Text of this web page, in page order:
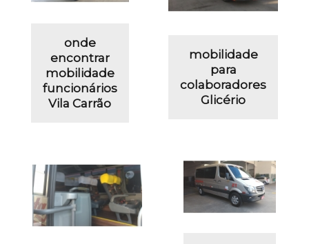
onde
encontrar
mobilidade
funcionários
Vila Carrão
mobilidade
para
colaboradores
Glicério